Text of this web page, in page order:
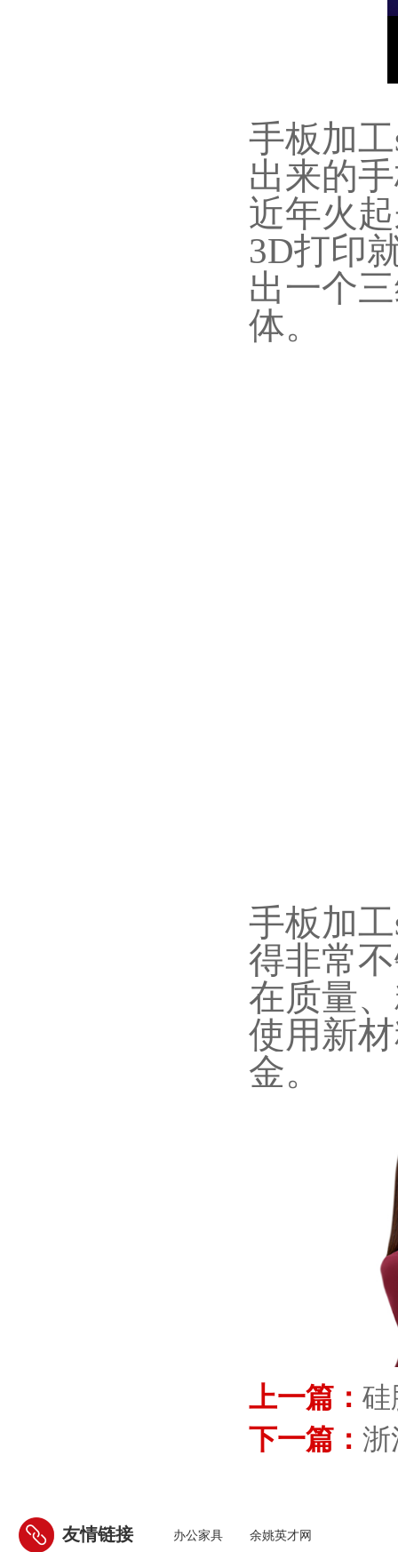
手板加
出来的
近年火
3D打印
出一个
体。
手板加
得非常
在质量
使用新
金。
上一篇： 硅
下一篇： 浙
友情链接 办公家具 余姚英才网